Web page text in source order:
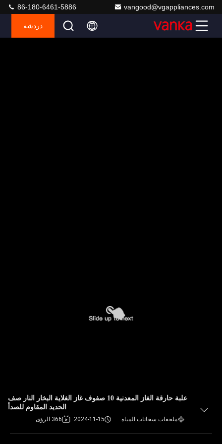
vangood@vgappliances.com
86-180-6461-5886
دردشة
علبة حارقة الغاز المعدنية 10 صفوف غاز الغلاية البخار النار صف
الحديد المقاوم للصدأ
ملحقات سخانات المياه 2024-11-15 366 الرؤى